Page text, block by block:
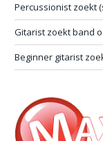
Percussionist zoekt
Gitarist zoekt band
Beginner gitarist